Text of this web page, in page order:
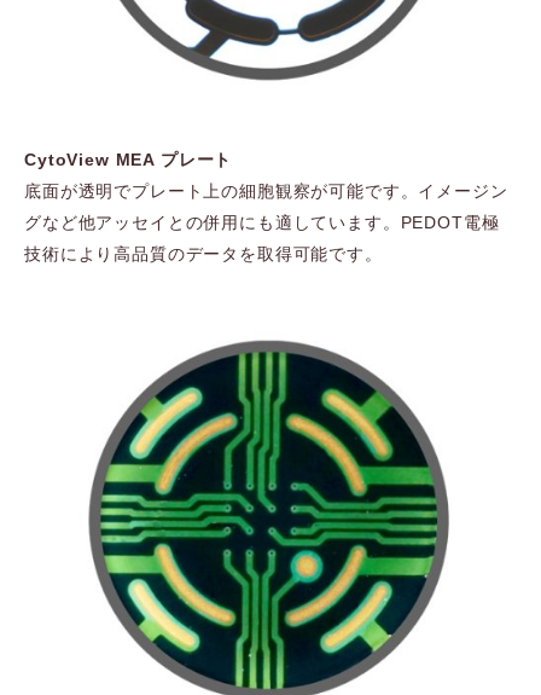
CytoView MEA プレート
底面が透明でプレート上の細胞観察が可能です。イメージン
グなど他アッセイとの併用にも適しています。PEDOT電極
技術により高品質のデータを取得可能です。